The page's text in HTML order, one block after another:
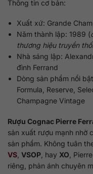
Thông tin cơ bản:
Xuất xứ: Grande
Năm thành lập: 1989 (
thương hiệu truyền
Nhà sáng lập:
đình Ferrand
Dòng sản phẩm nổi
Formula, Reserve,
Champagne Vintage
Rượu Cognac Pierre
sản xuất rượu mạnh nhờ
sản phẩm. Không tuân
VS VSOP , hay XO ,
riêng, phản ánh chuyên